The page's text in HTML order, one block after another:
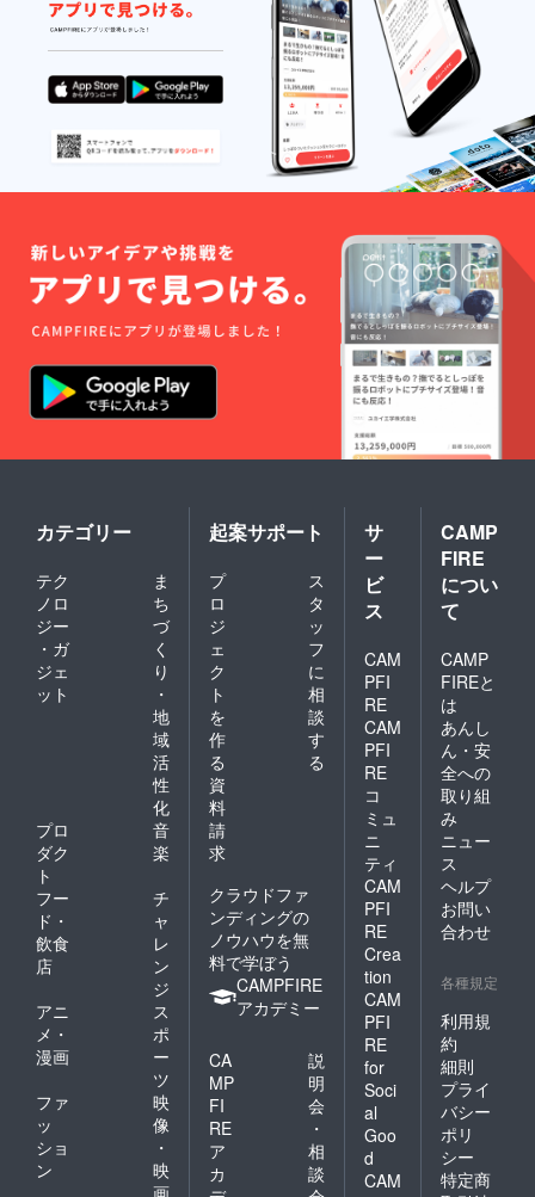
カテゴリー
テク
ノロ
ジー
・ガ
ジェ
ット
ま
ち
づ
く
り
・
地
域
活
性
化
プロ
ダク
ト
音
楽
フー
ド・
飲食
店
チ
ャ
レ
ン
ジ
アニ
メ・
漫画
ス
ポ
ー
ツ
ファ
ッ
ショ
ン
映
像
・
映
起案サポート
プ
ロ
ジ
ェ
ク
ト
を
作
る
ス
タ
ッ
フ
に
相
談
す
る
資
料
請
求
クラウドファ
ンディングの
ノウハウを無
料で学ぼう
CAMPFIRE
アカデミー
CA
MP
FI
RE
ア
カ
説
明
会
・
相
談
サ
ー
ビ
ス
CAM
PFI
RE
CAM
PFI
RE
コ
ミュ
ニ
ティ
CAM
PFI
RE
Crea
tion
CAM
PFI
RE
for
Soci
al
Goo
d
CAM
CAMP
FIRE
につい
て
CAMP
FIREと
は
あんし
ん・安
全への
取り組
み
ニュー
ス
ヘルプ
お問い
合わせ
各種規定
利用規
約
細則
プライ
バシー
ポリ
シー
特定商